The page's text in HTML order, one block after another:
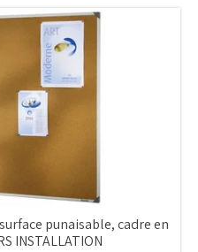
punaisable, cadre en
INSTALLATION